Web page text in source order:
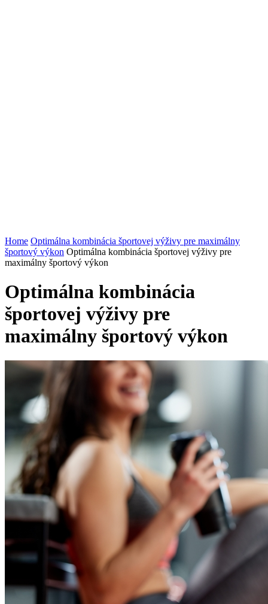
Home Optimálna kombinácia športovej výživy pre maximálny
športový výkon Optimálna kombinácia športovej výživy pre
maximálny športový výkon
Optimálna kombinácia
športovej výživy pre
maximálny športový výkon